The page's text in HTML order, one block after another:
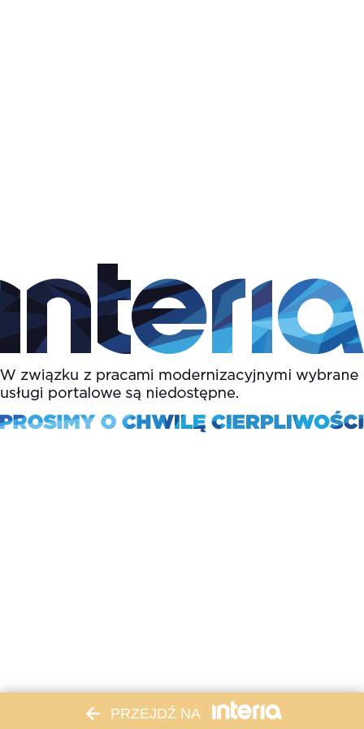
PRZEJDŹ NA